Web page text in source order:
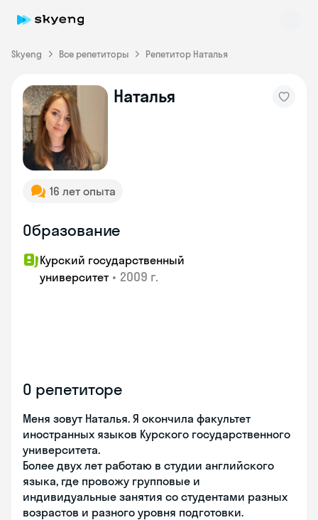
Skyeng Все репетиторы Репетитор Наталья
Наталья
16 лет опыта
Образование
Курский государственный
университет • 2009 г.
О репетиторе
Меня зовут Наталья. Я окончила факультет
иностранных языков Курского государственного
университета.
Более двух лет работаю в студии английского
языка, где провожу групповые и
индивидуальные занятия со студентами разных
возрастов и разного уровня подготовки.
Skyeng Chat
online